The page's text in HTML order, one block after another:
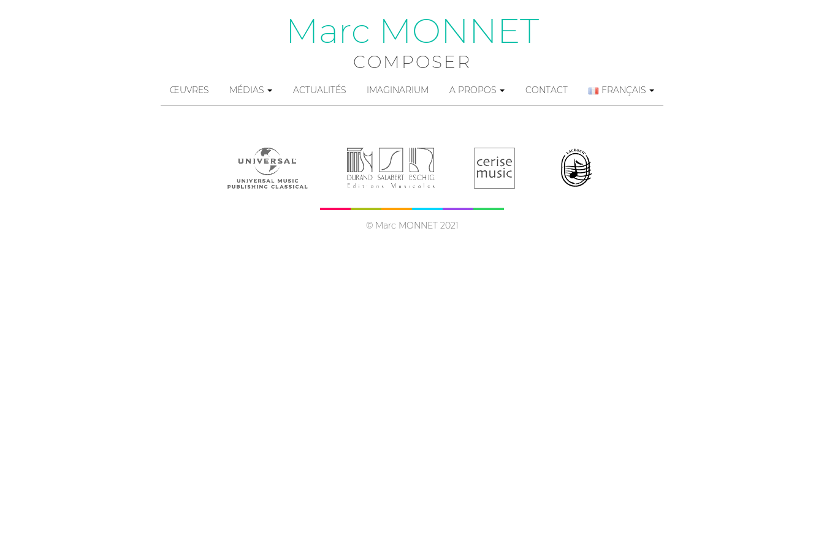
Marc MONNET
COMPOSER
ŒUVRES MÉDIAS ACTUALITÉS IMAGINARIUM A PROPOS CONTACT FRANÇAIS
© Marc MONNET 2021